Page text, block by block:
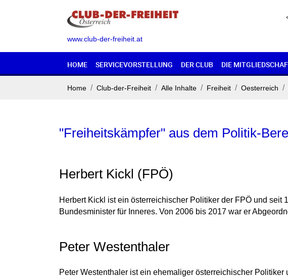
www.club-der-freiheit.at
HOME SERVICEVORSTELLUNG DER CLUB DIE
Home Club-der-Freiheit Alle Inhalte Freiheit Oesterreich
"Freiheitskämpfer" aus dem Politik-
Herbert Kickl (FPÖ)
Herbert Kickl ist ein österreichischer Politiker der FPÖ und
Bundesminister für Inneres. Von 2006 bis 2017 war er
Peter Westenthaler
Peter Westenthaler ist ein ehemaliger österreichischer